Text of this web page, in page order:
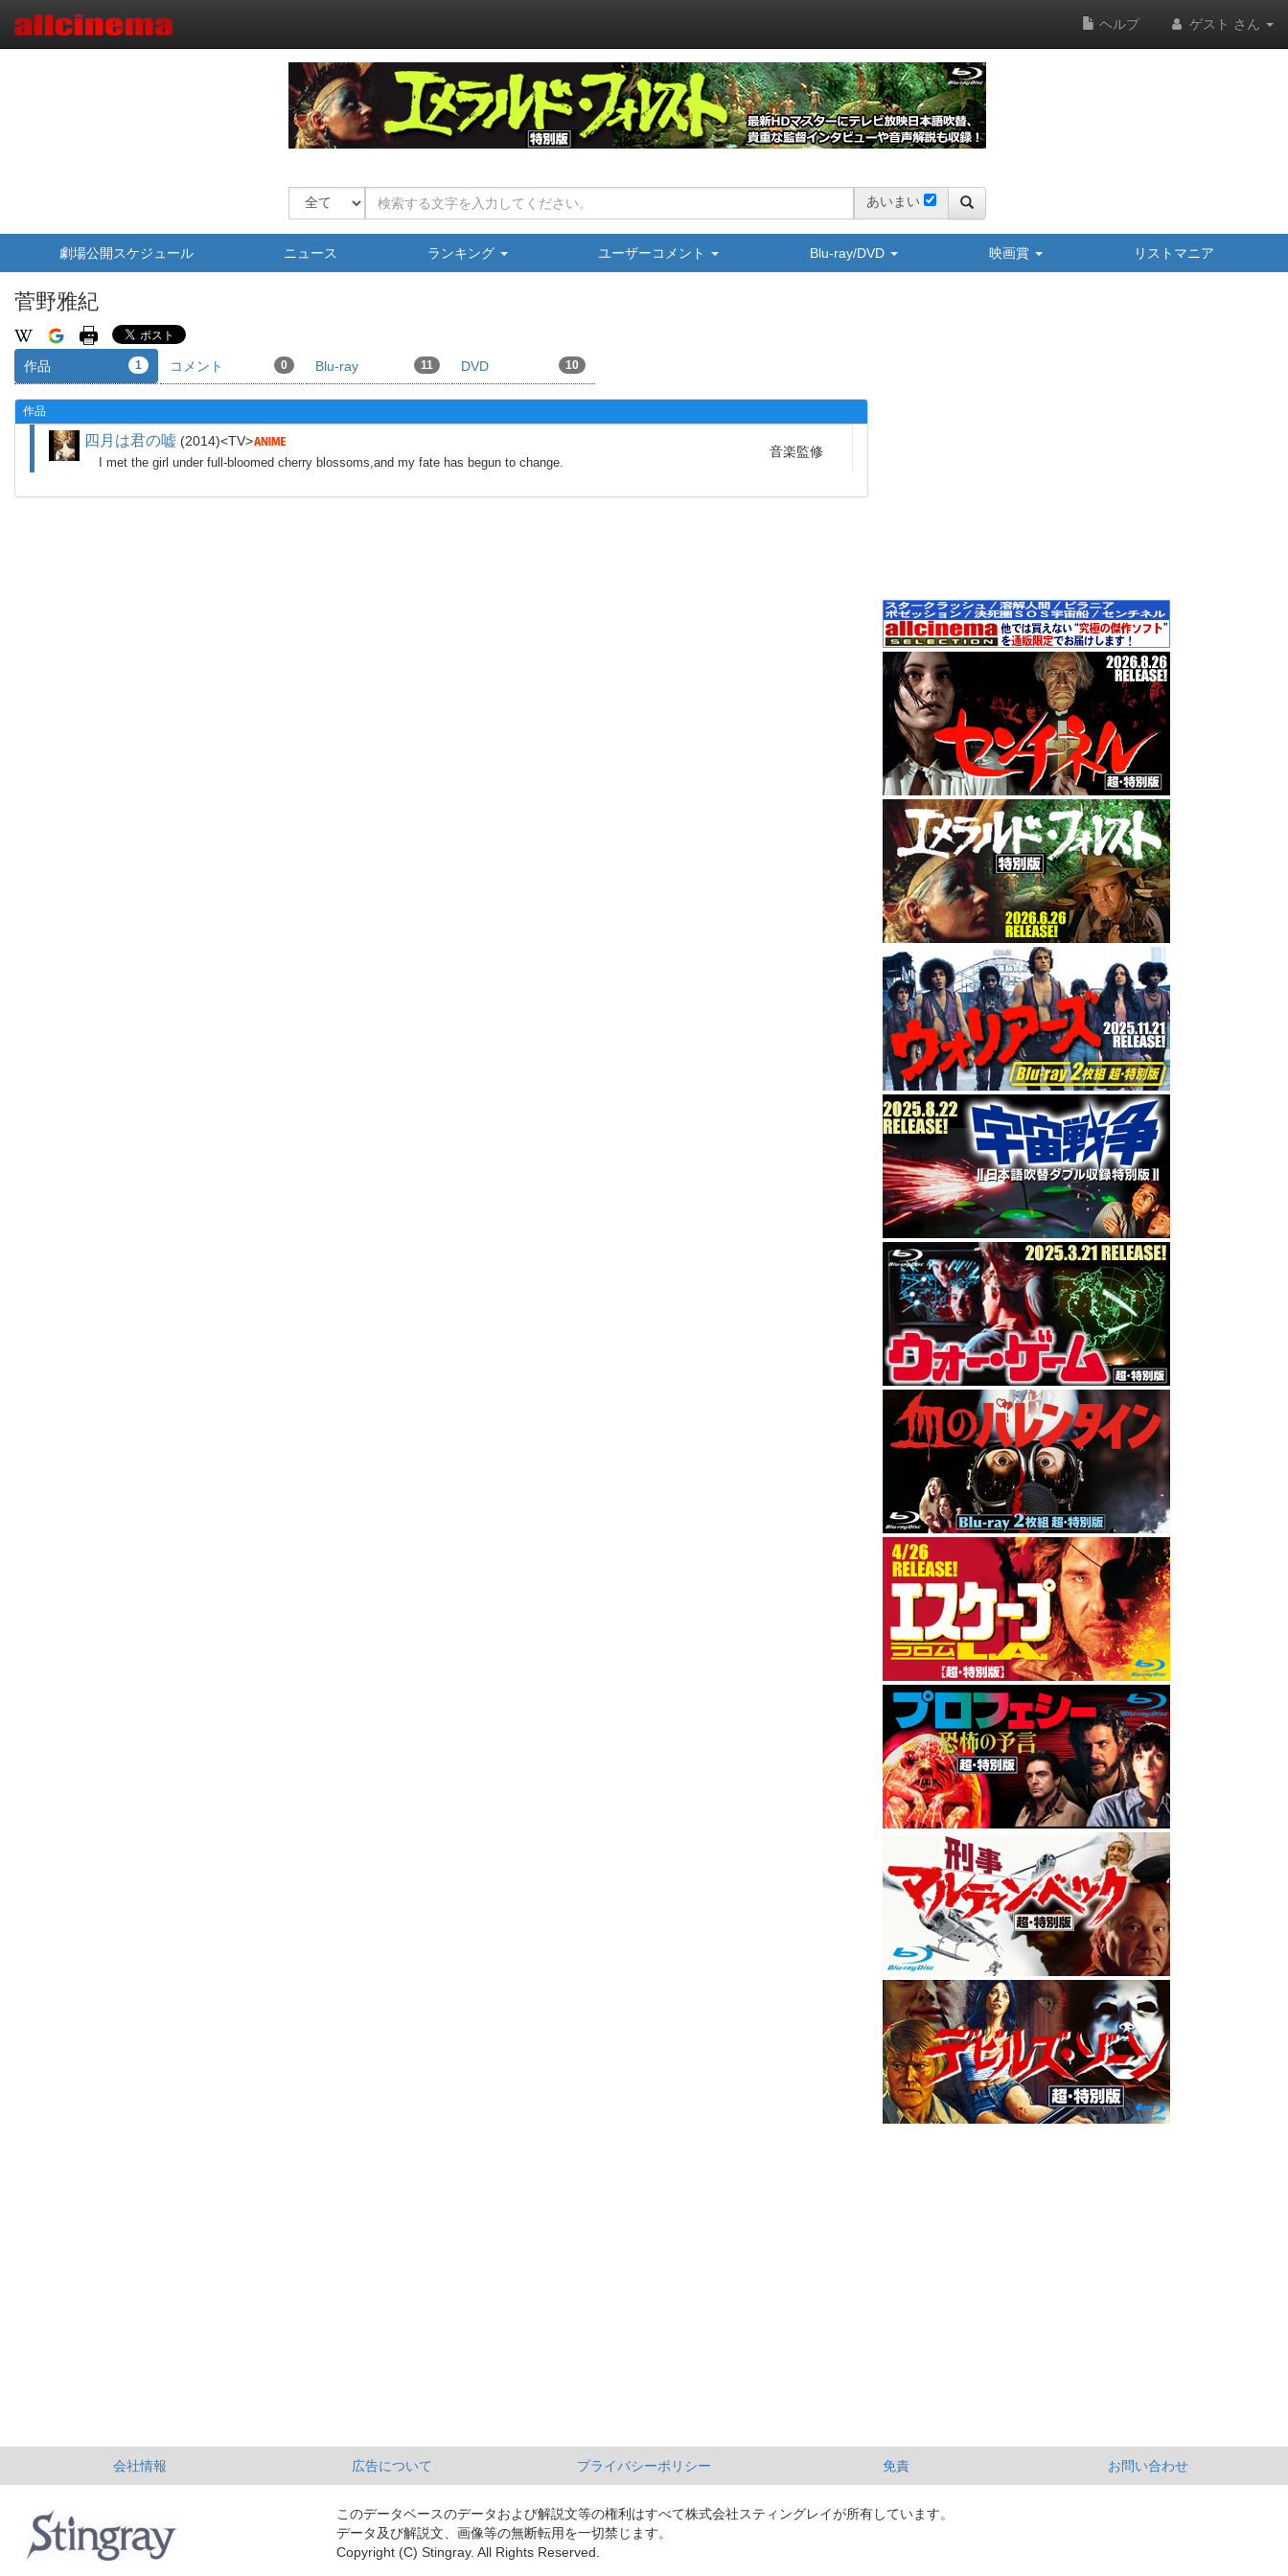
ヘルプ ゲスト さん
あいまい
劇場公開スケジュール ニュース ランキング ユーザーコメント Blu-ray/DVD 映画賞 リストマニア
菅野雅紀
作品 1 コメント 0 Blu-ray 11 DVD 10
作品
四月は君の嘘 2014 TV
I met the girl under full-bloomed cherry blossoms,and my fate has begun to change.
音楽監修
会社情報 広告について プライバシーポリシー 免責 お問い合わせ
このデータベースのデータおよび解説文等の権利はすべて株式会社スティングレイが所有しています。
データ及び解説文、画像等の無断転用を一切禁じます。
Copyright (C) Stingray. All Rights Reserved.